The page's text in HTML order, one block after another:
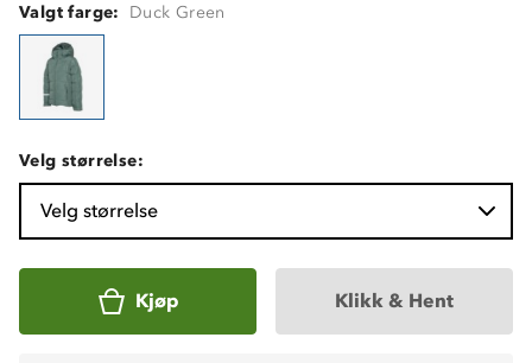
Valgt farge: Duck Green
Velg størrelse:
Velg størrelse
Kjøp Klikk & Hent